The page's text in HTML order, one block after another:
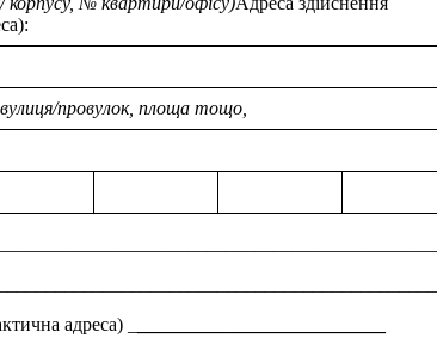
провулок, площа тощо,
адреса) _